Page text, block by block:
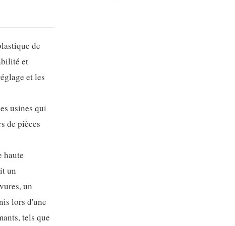
de
et
et les
usines qui
de pièces
haute
un
un
lors d'une
tels que